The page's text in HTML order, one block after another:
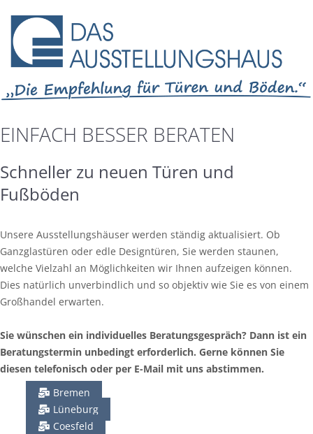
EINFACH BESSER BERATEN
Schneller zu neuen Türen und
Fußböden
Unsere Ausstellungshäuser werden ständig aktualisiert. Ob
Ganzglastüren oder edle Designtüren, Sie werden staunen,
welche Vielzahl an Möglichkeiten wir Ihnen aufzeigen können.
Dies natürlich unverbindlich und so objektiv wie Sie es von einem
Großhandel erwarten.
Sie wünschen ein individuelles Beratungsgespräch? Dann ist ein
Beratungstermin unbedingt erforderlich. Gerne können Sie
diesen telefonisch oder per E-Mail mit uns abstimmen.
Bremen
Lüneburg
Coesfeld